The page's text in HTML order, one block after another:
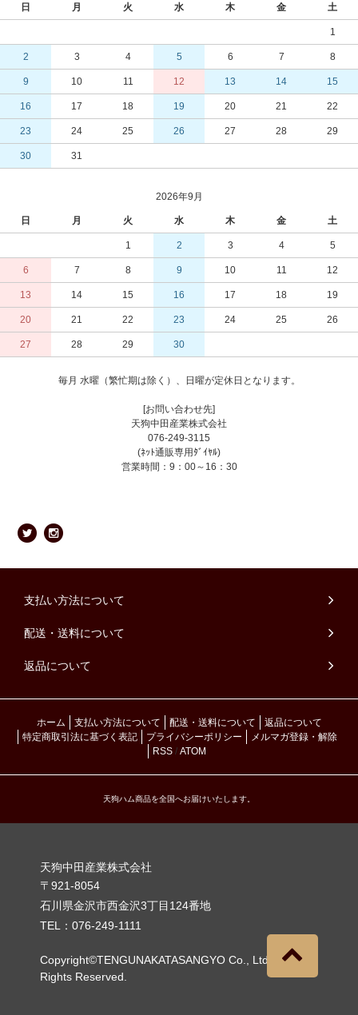
日 月 火 水 木 金 土
1
2 3 4 5 6 7 8
9 10 11 12 13 14 15
16 17 18 19 20 21 22
23 24 25 26 27 28 29
30 31
2026年9月
日 月 火 水 木 金 土
1 2 3 4 5
6 7 8 9 10 11 12
13 14 15 16 17 18 19
20 21 22 23 24 25 26
27 28 29 30
毎月 水曜（繁忙期は除く）、日曜が定休日となります。
[お問い合わせ先]
天狗中田産業株式会社
076-249-3115
(ﾈｯﾄ通販専用ﾀﾞｲﾔﾙ)
営業時間：9：00～16：30
支払い方法について
配送・送料について
返品について
ホーム 支払い方法について 配送・送料について
返品について
特定商取引法に基づく表記
プライバシーポリシー
メルマガ登録・解除
RSS / ATOM
天狗ハム商品を全国へお届けいたします。
天狗中田産業株式会社
〒921-8054
石川県金沢市西金沢3丁目124番地
TEL：076-249-1111
Copyright©TENGUNAKATASANGYO Co., Ltd.
All
Rights Reserved.